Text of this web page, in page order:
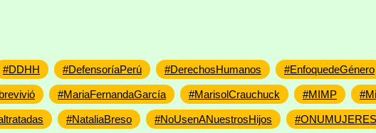
#DDHH #DefensoríaPerú #DerechosHumanos #EnfoquedeGénero
#MariaFernandaGarcía #MarisolCrauchuck #MIMP
#NataliaBreso #NoUsenANuestrosHijos #ONUMUJERES